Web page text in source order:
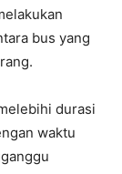
bus yang
durasi
waktu